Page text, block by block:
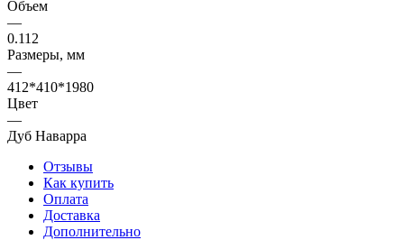
Объем
—
0.112
Размеры, мм
—
412*410*1980
Цвет
—
Дуб Наварра
Отзывы
Как купить
Оплата
Доставка
Дополнительно